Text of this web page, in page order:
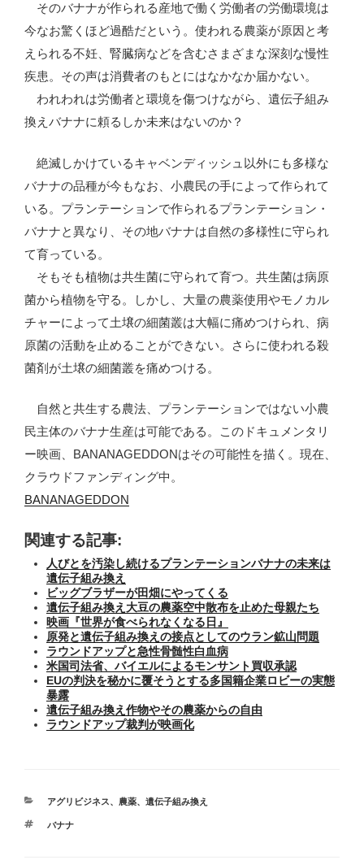
そのバナナが作られる産地で働く労働者の労働環境は
今なお驚くほど過酷だという。使われる農薬が原因と考
えられる不妊、腎臓病などを含むさまざまな深刻な慢性
疾患。その声は消費者のもとにはなかなか届かない。
われわれは労働者と環境を傷つけながら、遺伝子組み
換えバナナに頼るしか未来はないのか？
絶滅しかけているキャベンディッシュ以外にも多様な
バナナの品種が今もなお、小農民の手によって作られて
いる。プランテーションで作られるプランテーション・
バナナと異なり、その地バナナは自然の多様性に守られ
て育っている。
そもそも植物は共生菌に守られて育つ。共生菌は病原
菌から植物を守る。しかし、大量の農薬使用やモノカル
チャーによって土壌の細菌叢は大幅に痛めつけられ、病
原菌の活動を止めることができない。さらに使われる殺
菌剤が土壌の細菌叢を痛めつける。
自然と共生する農法、プランテーションではない小農
民主体のバナナ生産は可能である。このドキュメンタリ
ー映画、BANANAGEDDONはその可能性を描く。現在、
クラウドファンディング中。
BANANAGEDDON
関連する記事:
人びとを汚染し続けるプランテーションバナナの未来は
遺伝子組み換え
ビッグブラザーが田畑にやってくる
遺伝子組み換え大豆の農薬空中散布を止めた母親たち
映画『世界が食べられなくなる日』
原発と遺伝子組み換えの接点としてのウラン鉱山問題
ラウンドアップと急性骨髄性白血病
米国司法省、バイエルによるモンサント買収承認
EUの判決を秘かに覆そうとする多国籍企業ロビーの実態
暴露
遺伝子組み換え作物やその農薬からの自由
ラウンドアップ裁判が映画化
カ
ゴ
アグリビジネス、 農薬、 遺伝子組み換え
タ
バナナ